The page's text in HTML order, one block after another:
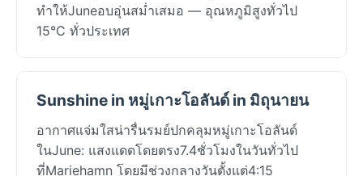
ทำให้Juneอบอุ่นสม่ำเสมอ — อุณหภูมิสูงทั่วไป
15°C ทั่วประเทศ
Sunshine in หมู่เกาะโอลันด์ in มิถุนายน
อากาศแจ่มใสน่ารื่นรมย์ปกคลุมหมู่เกาะโอลันด์
ในJune: แสงแดดโดยตรง7.4ชั่วโมงในวันทั่วไป
ที่Mariehamn โดยมีช่วงกลางวันตั้งแต่4:15